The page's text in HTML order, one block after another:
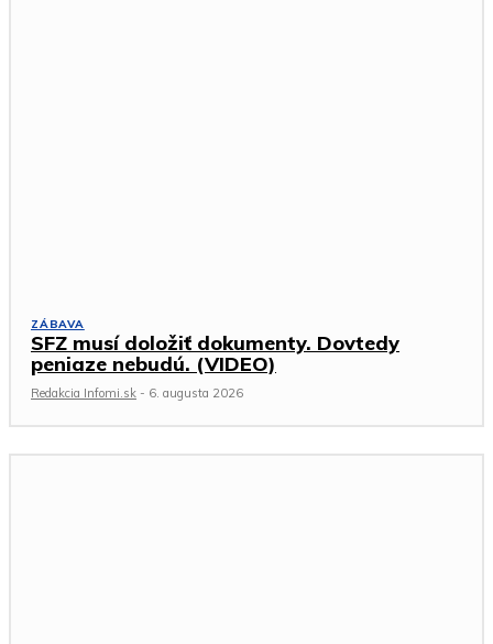
ZÁBAVA
SFZ musí doložiť dokumenty. Dovtedy
peniaze nebudú. (VIDEO)
Redakcia Infomi.sk - 6. augusta 2026